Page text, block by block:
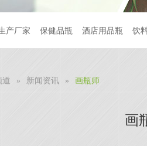
产厂家 保健品瓶 酒店用品瓶 饮
道 » 新闻资讯 » 画瓶师
画